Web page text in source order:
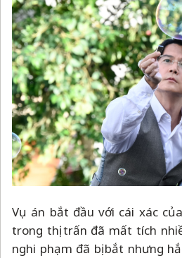
Vụ án bắt đầu với cái xác
trong thị trấn đã mất tích
nghi phạm đã bị bắt nhưng